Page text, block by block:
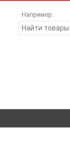
Например: